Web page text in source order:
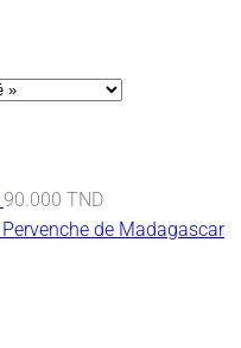
90.000 TND
Pervenche de Madagascar